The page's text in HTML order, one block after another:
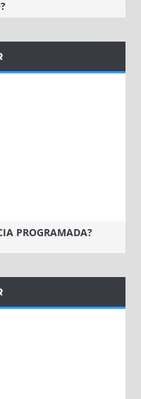
PROGRAMADA?